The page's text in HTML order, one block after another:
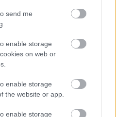
send me
enable storage
on web or
enable storage
the website or app.
enable storage
között szeretnék élni. És
!